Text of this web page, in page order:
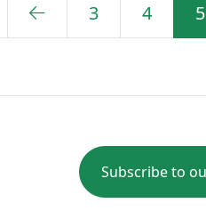
3 4 5
Subscribe to